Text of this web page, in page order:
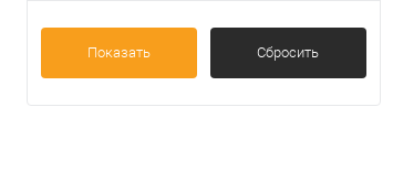
Показать Сбросить